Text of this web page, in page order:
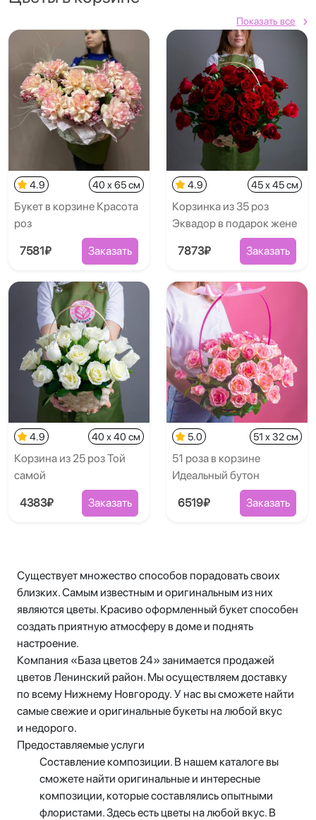
Показать все
4.9 40 x 65 см
Букет в корзине Красота
роз
7581₽ Заказать
4.9 45 x 45 см
Корзинка из 35 роз
Эквадор в подарок жене
7873₽ Заказать
4.9 40 x 40 см
Корзина из 25 роз Той
самой
4383₽ Заказать
5.0 51 x 32 см
51 роза в корзине
Идеальный бутон
6519₽ Заказать
Существует множество способов порадовать своих
близких. Самым известным и оригинальным из них
являются цветы. Красиво оформленный букет способен
создать приятную атмосферу в доме и поднять
настроение.
Компания «База цветов 24» занимается продажей
цветов Ленинский район. Мы осуществляем доставку
по всему Нижнему Новгороду. У нас вы сможете найти
самые свежие и оригинальные букеты на любой вкус
и недорого.
Предоставляемые услуги
Составление композиции. В нашем каталоге вы
сможете найти оригинальные и интересные
композиции, которые составлялись опытными
флористами. Здесь есть цветы на любой вкус. В